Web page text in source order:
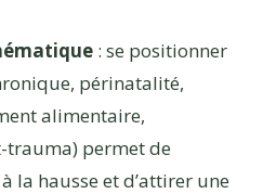
: se positionner
périnatalité,
alimentaire,
trauma) permet de
la hausse et d’attirer une